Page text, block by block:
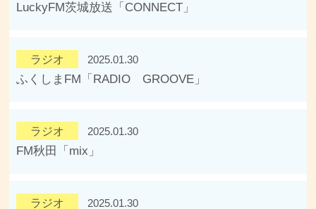
LuckyFM茨城放送「CONNECT」
ラジオ 2025.01.30
ふくしまFM「RADIO GROOVE」
ラジオ 2025.01.30
FM秋田「mix」
ラジオ 2025.01.30